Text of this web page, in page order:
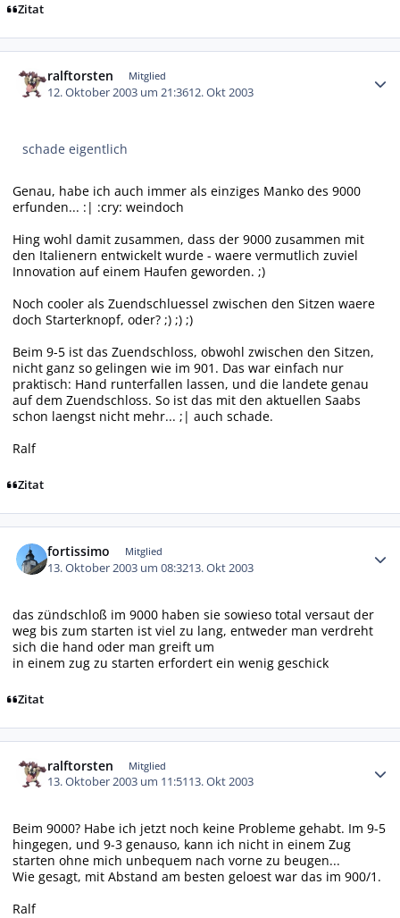
Zitat
ralftorsten Mitglied
12. Oktober 2003 um 21:3612. Okt 2003
schade eigentlich
Genau, habe ich auch immer als einziges Manko des 9000
erfunden... :| :cry: weindoch
Hing wohl damit zusammen, dass der 9000 zusammen mit
den Italienern entwickelt wurde - waere vermutlich zuviel
Innovation auf einem Haufen geworden. ;)
Noch cooler als Zuendschluessel zwischen den Sitzen waere
doch Starterknopf, oder? ;) ;) ;)
Beim 9-5 ist das Zuendschloss, obwohl zwischen den Sitzen,
nicht ganz so gelingen wie im 901. Das war einfach nur
praktisch: Hand runterfallen lassen, und die landete genau
auf dem Zuendschloss. So ist das mit den aktuellen Saabs
schon laengst nicht mehr... ;| auch schade.
Ralf
Zitat
fortissimo Mitglied
13. Oktober 2003 um 08:3213. Okt 2003
das zündschloß im 9000 haben sie sowieso total versaut der
weg bis zum starten ist viel zu lang, entweder man verdreht
sich die hand oder man greift um
in einem zug zu starten erfordert ein wenig geschick
Zitat
ralftorsten Mitglied
13. Oktober 2003 um 11:5113. Okt 2003
Beim 9000? Habe ich jetzt noch keine Probleme gehabt. Im 9-5
hingegen, und 9-3 genauso, kann ich nicht in einem Zug
starten ohne mich unbequem nach vorne zu beugen...
Wie gesagt, mit Abstand am besten geloest war das im 900/1.
Ralf